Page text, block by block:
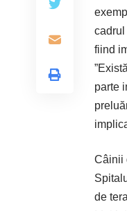
cadrul
fiind
parte
Câinii
de